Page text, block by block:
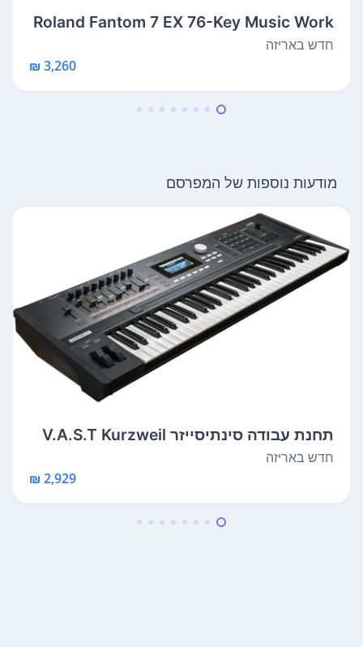
Roland Fantom 7 EX 76-Key Music Work
stat...
חדש באריזה
3,260 ₪
מודעות נוספות של המפרסם
תחנת עבודה סינתיסייזר V.A.S.T Kurzweil
K...
חדש באריזה
2,929 ₪